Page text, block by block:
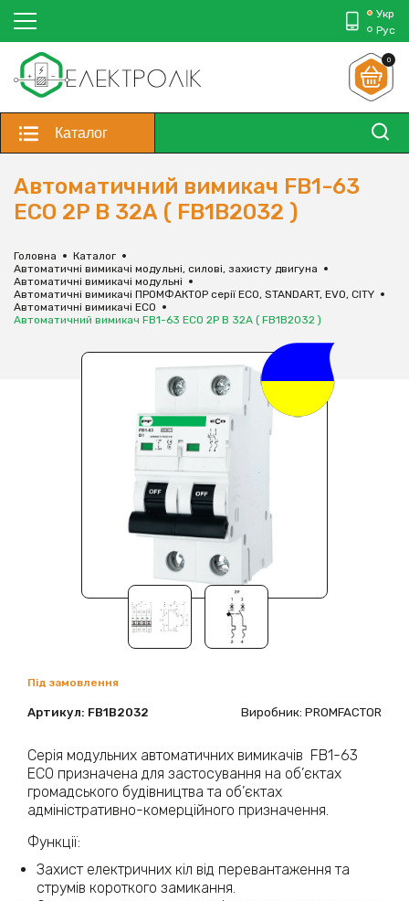
Укр
Рус
0
Каталог
Автоматичний вимикач FB1-63
ECO 2P B 32А ( FB1B2032 )
Головна
Каталог
Автоматичні вимикачі модульні, силові, захисту двигуна
Автоматичні вимикачі модульні
Автоматичні вимикачі ПРОМФАКТОР серії ECO, STANDART, EVO, CITY
Автоматичні вимикачі ECO
Автоматичний вимикач FB1-63 ECO 2P B 32А ( FB1B2032 )
Під замовлення
Артикул: FB1B2032 Виробник: PROMFACTOR
Серія модульних автоматичних вимикачів FB1-63
ECO призначена для застосування на об’єктах
громадського будівництва та об’єктах
адміністративно-комерційного призначення.
Функції:
Захист електричних кіл від перевантаження та
струмів короткого замикання.